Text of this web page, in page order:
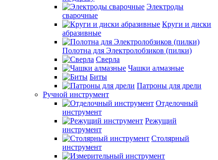
Электроды
сварочные
Круги и диски
абразивные
Полотна для Электролобзиков (пилки)
Сверла
Чашки алмазные
Биты
Патроны для дрели
Ручной инструмент
Отделочный
инструмент
Режущий
инструмент
Столярный
инструмент